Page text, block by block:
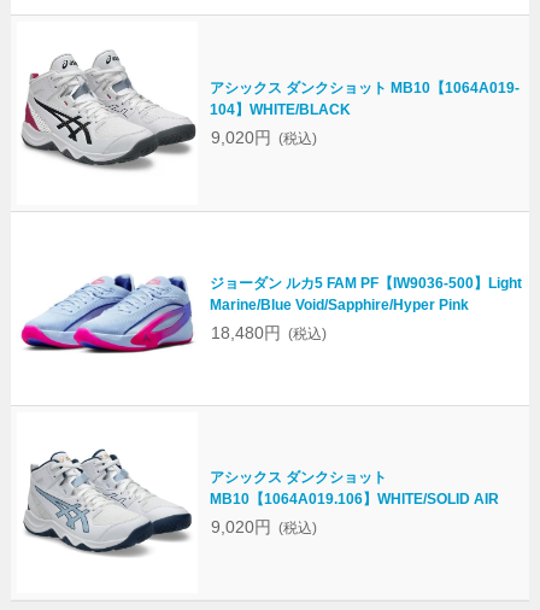
アシックス ダンクショット MB10【1064A019-
104】WHITE/BLACK
9,020円 (税込)
ジョーダン ルカ5 FAM PF【IW9036-500】Light
Marine/Blue Void/Sapphire/Hyper Pink
18,480円 (税込)
アシックス ダンクショット
MB10【1064A019.106】WHITE/SOLID AIR
9,020円 (税込)